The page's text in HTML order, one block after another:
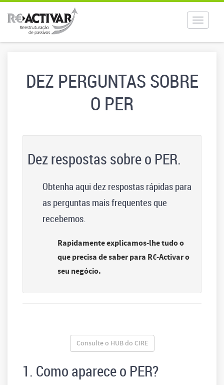
Toggle
DEZ PERGUNTAS SOBRE
O PER
Dez respostas sobre o PER.
Obtenha aqui dez respostas rápidas para
as perguntas mais frequentes que
recebemos.
Rapidamente explicamos-lhe tudo o
que precisa de saber para R€-Activar o
seu negócio.
Consulte o HUB do CIRE
1. Como aparece o PER?